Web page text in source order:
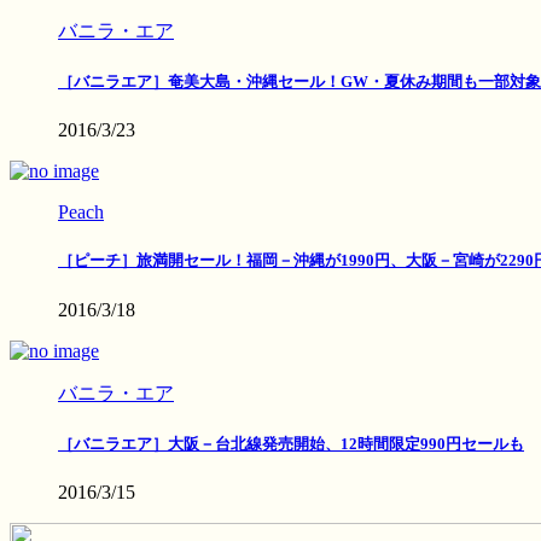
バニラ・エア
［バニラエア］奄美大島・沖縄セール！GW・夏休み期間も一部対象
2016/3/23
Peach
［ピーチ］旅満開セール！福岡－沖縄が1990円、大阪－宮崎が2290
2016/3/18
バニラ・エア
［バニラエア］大阪－台北線発売開始、12時間限定990円セールも
2016/3/15